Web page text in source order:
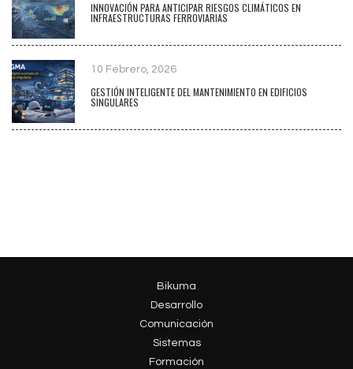
INNOVACIÓN PARA ANTICIPAR RIESGOS CLIMÁTICOS EN
INFRAESTRUCTURAS FERROVIARIAS
10 Febrero, 2026
GESTIÓN INTELIGENTE DEL MANTENIMIENTO EN EDIFICIOS
SINGULARES
Bikuma
Desarrollo
Comunicación
Sistemas
Formación